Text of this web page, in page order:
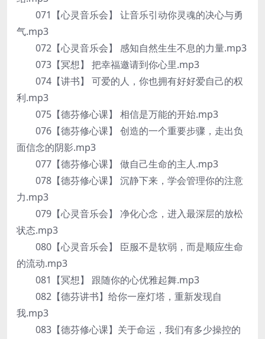
071【心灵音乐会】 让音乐引动你灵魂的决心与勇
气.mp3
072【心灵音乐会】 感知自然生生不息的力量.mp3
073【冥想】 把幸福邀请到你心里.mp3
074【讲书】 可爱的人，你也拥有好好爱自己的权
利.mp3
075【德芬修心课】 相信是万能的开始.mp3
076【德芬修心课】 创造的一个重要步骤，走出负
面信念的阴影.mp3
077【德芬修心课】 做自己生命的主人.mp3
078【德芬修心课】 沉静下来，学会管理你的注意
力.mp3
079【心灵音乐会】 净化心念，进入最深层的放松
状态.mp3
080【心灵音乐会】 臣服不是软弱，而是顺应生命
的流动.mp3
081【冥想】 跟随你的心优雅起舞.mp3
082【德芬讲书】给你一座灯塔，重新发现自
我.mp3
083【德芬修心课】关于命运，我们有多少操控的